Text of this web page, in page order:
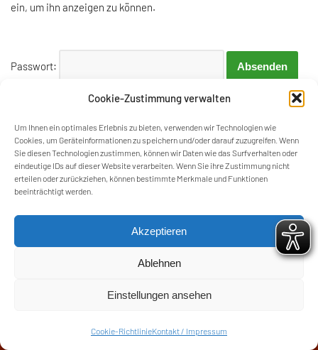
Cookie-Zustimmung verwalten
Um Ihnen ein optimales Erlebnis zu bieten, verwenden wir Technologien wie
Cookies, um Geräteinformationen zu speichern und/oder darauf zuzugreifen. Wenn
Sie diesen Technologien zustimmen, können wir Daten wie das Surfverhalten oder
eindeutige IDs auf dieser Website verarbeiten. Wenn Sie ihre Zustimmung nicht
erteilen oder zurückziehen, können bestimmte Merkmale und Funktionen
beeinträchtigt werden.
Akzeptieren
Ablehnen
Einstellungen ansehen
Cookie-RichtlinieKontakt / Impressum
ein, um ihn anzeigen zu können.
Passwort:
Kontakt / Impressum
Cookie-Richtlinie (EU)